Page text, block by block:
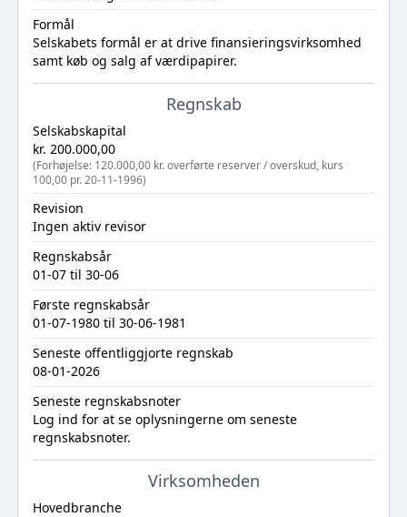
Formål
Selskabets formål er at drive finansieringsvirksomhed
samt køb og salg af værdipapirer.
Regnskab
Selskabskapital
kr. 200.000,00
(Forhøjelse: 120.000,00 kr. overførte reserver / overskud, kurs
100,00 pr. 20-11-1996)
Revision
Ingen aktiv revisor
Regnskabsår
01-07 til 30-06
Første regnskabsår
01-07-1980 til 30-06-1981
Seneste offentliggjorte regnskab
08-01-2026
Seneste regnskabsnoter
Log ind for at se oplysningerne om seneste
regnskabsnoter.
Virksomheden
Hovedbranche